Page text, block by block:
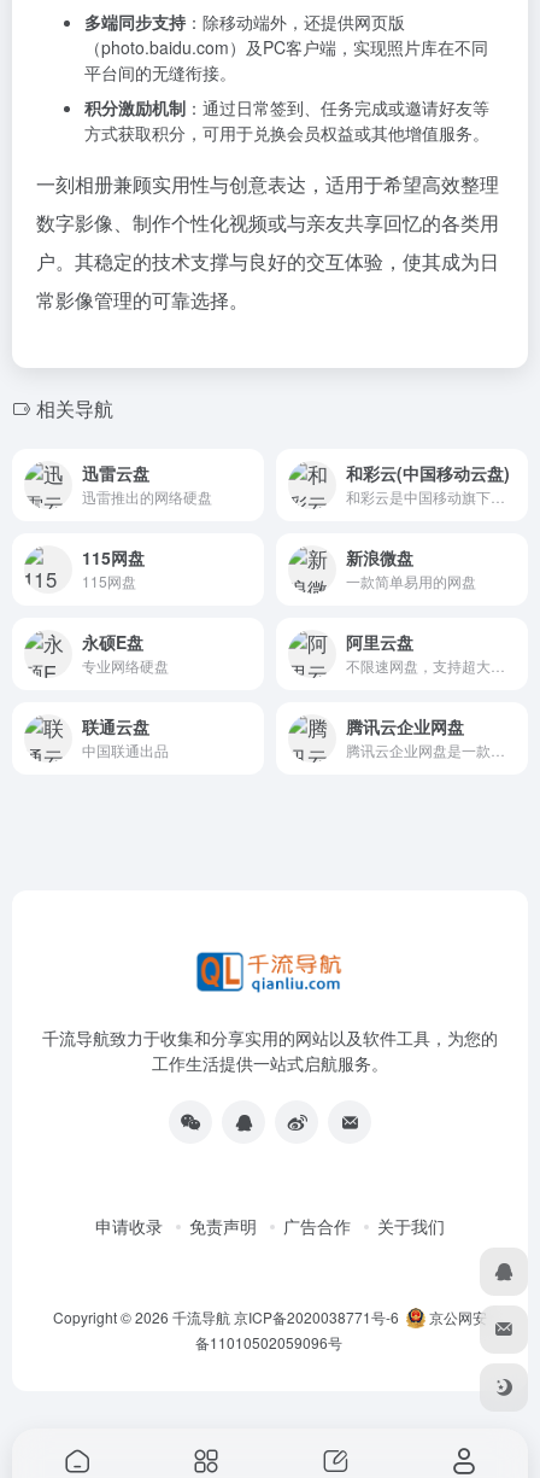
多端同步支持 ：除移动端外，还提供网页版
（photo.baidu.com）及PC客户端，实现照片库在不同
平台间的无缝衔接。
积分激励机制 ：通过日常签到、任务完成或邀请好友等
方式获取积分，可用于兑换会员权益或其他增值服务。
一刻相册兼顾实用性与创意表达，适用于希望高效整理
数字影像、制作个性化视频或与亲友共享回忆的各类用
户。其稳定的技术支撑与良好的交互体验，使其成为日
常影像管理的可靠选择。
相关导航
迅雷云盘
迅雷推出的网络硬盘
和彩云(中国移动云盘)
115网盘
115网盘
新浪微盘
一款简单易用的网盘
永硕E盘
专业网络硬盘
阿里云盘
联通云盘
中国联通出品
腾讯云企业网盘
千流导航致力于收集和分享实用的网站以及软件工具，为您的
工作生活提供一站式启航服务。
申请收录 免责声明 广告合作 关于我们
Copyright © 2026 千流导航京ICP备2020038771号-6
京公网安
备11010502059096号